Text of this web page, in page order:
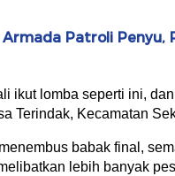
Armada Patroli
ikut lomba seperti ini,
Terindak, Kecamatan
babak final,
lebih banyak